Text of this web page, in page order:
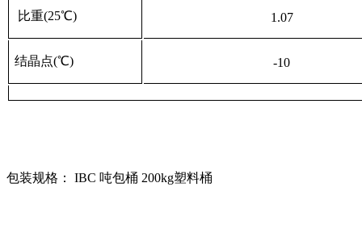
比重(25℃) 1.07
结晶点(℃) -10
包装规格： IBC 吨包桶 200kg塑料桶